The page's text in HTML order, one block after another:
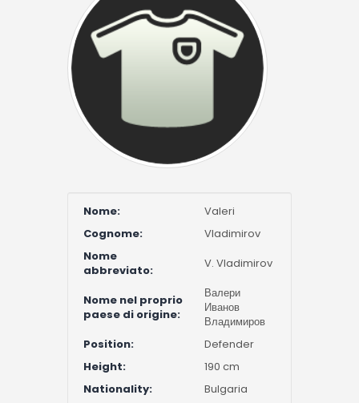
Nome:
Valeri
Cognome:
Vladimirov
Nome
abbreviato:
V. Vladimirov
Nome nel proprio
paese di origine:
Валери
Иванов
Владимиров
Position:
Defender
Height:
190 cm
Nationality:
Bulgaria